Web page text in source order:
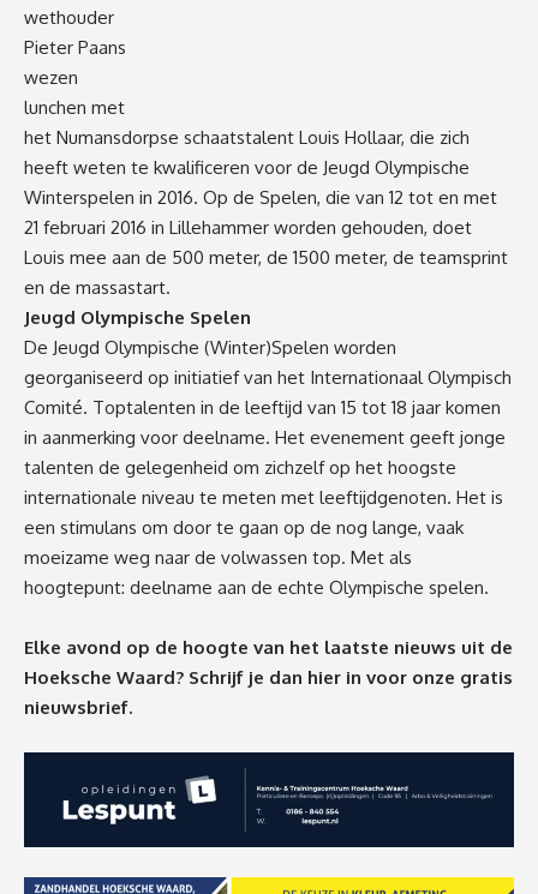
wethouder
Pieter Paans
wezen
lunchen met
het Numansdorpse schaatstalent Louis Hollaar, die zich
heeft weten te kwalificeren voor de Jeugd Olympische
Winterspelen in 2016. Op de Spelen, die van 12 tot en met
21 februari 2016 in Lillehammer worden gehouden, doet
Louis mee aan de 500 meter, de 1500 meter, de teamsprint
en de massastart.
Jeugd Olympische Spelen
De Jeugd Olympische (Winter)Spelen worden
georganiseerd op initiatief van het Internationaal Olympisch
Comité. Toptalenten in de leeftijd van 15 tot 18 jaar komen
in aanmerking voor deelname. Het evenement geeft jonge
talenten de gelegenheid om zichzelf op het hoogste
internationale niveau te meten met leeftijdgenoten. Het is
een stimulans om door te gaan op de nog lange, vaak
moeizame weg naar de volwassen top. Met als
hoogtepunt: deelname aan de echte Olympische spelen.
Elke avond op de hoogte van het laatste nieuws uit de
Hoeksche Waard? Schrijf je dan hier in voor onze gratis
nieuwsbrief.